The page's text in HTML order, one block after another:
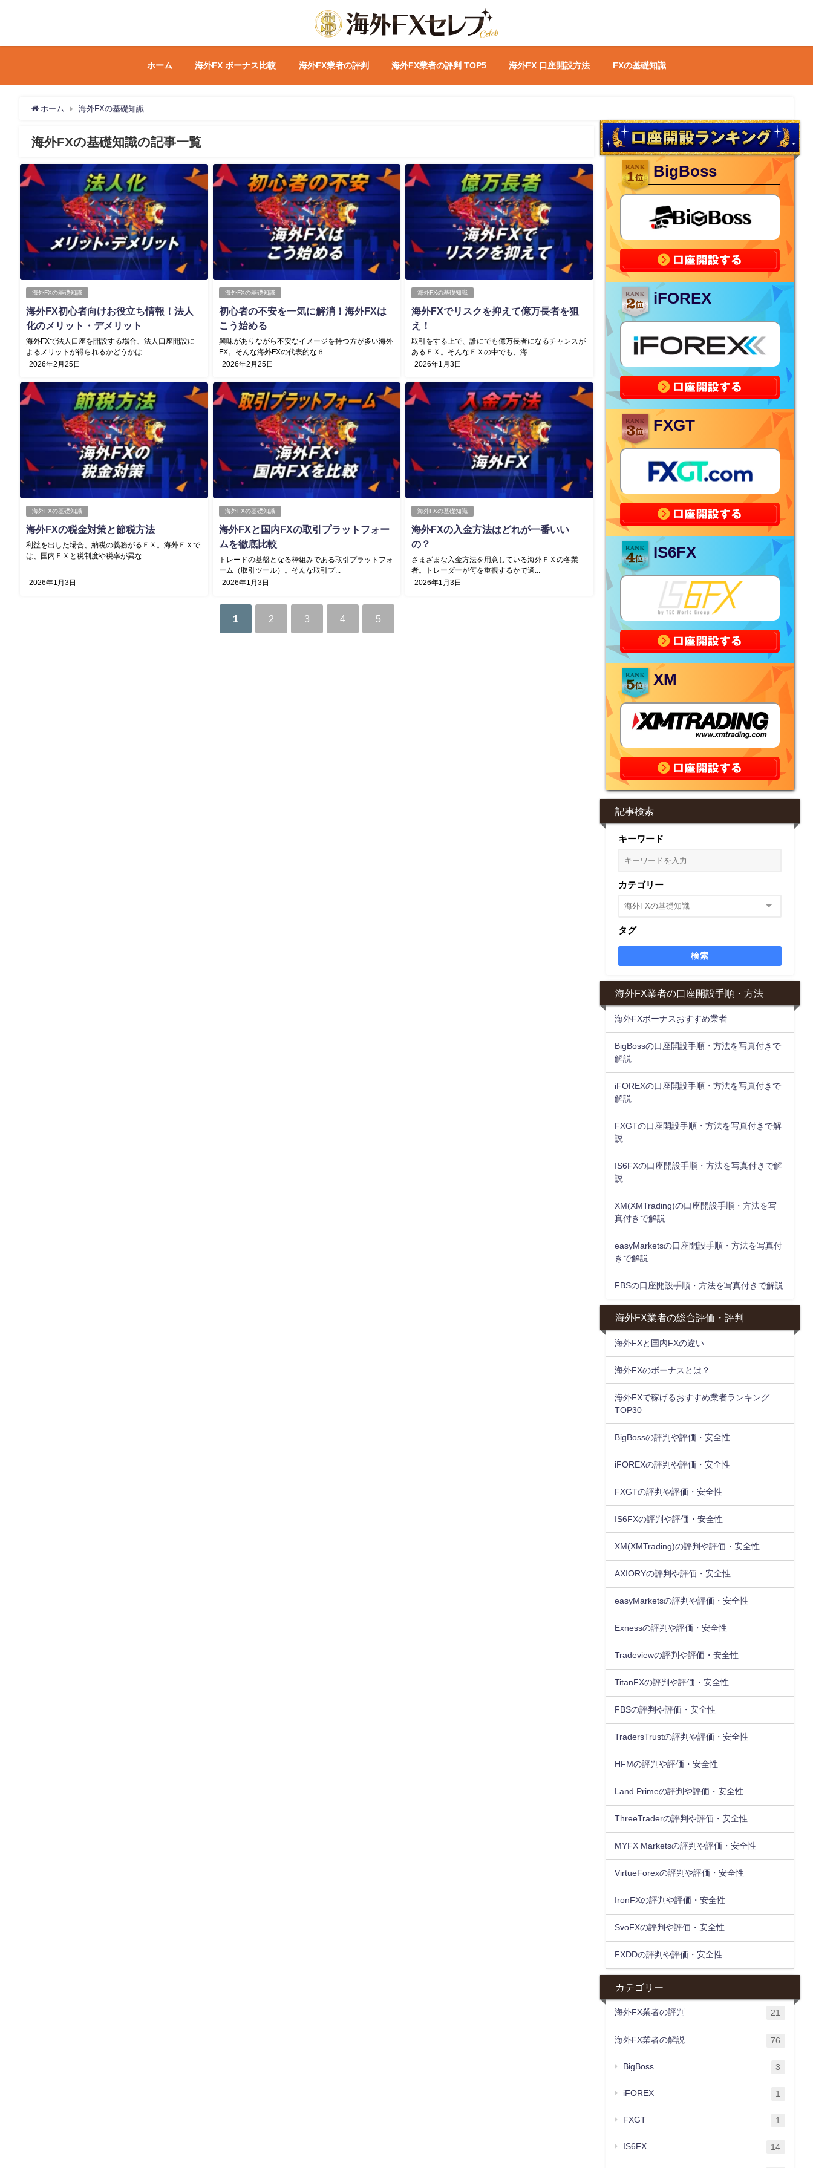
ホーム 海外FX ボーナス比較 海外FX業者の評判 海外FX業者の評判 TOP5 海外FX 口座開設方法 FXの基礎知識
ホーム 海外FXの基礎知識
海外FXの基礎知識の記事一覧
海外FXの基礎知識
海外FX初心者向けお役立ち情報！法人
化のメリット・デメリット
海外FXで法人口座を開設する場合、法人口座開設に
よるメリットが得られるかどうかは...
2026年2月25日
海外FXの基礎知識
初心者の不安を一気に解消！海外FXは
こう始める
興味がありながら不安なイメージを持つ方が多い海外
FX。そんな海外FXの代表的な６...
2026年2月25日
海外FXの基礎知識
海外FXでリスクを抑えて億万長者を狙
え！
取引をする上で、誰にでも億万長者になるチャンスが
あるＦＸ。そんなＦＸの中でも、海...
2026年1月3日
海外FXの基礎知識
海外FXの税金対策と節税方法
利益を出した場合、納税の義務がるＦＸ。海外ＦＸで
は、国内ＦＸと税制度や税率が異な...
2026年1月3日
海外FXの基礎知識
海外FXと国内FXの取引プラットフォー
ムを徹底比較
トレードの基盤となる枠組みである取引プラットフォ
ーム（取引ツール）。そんな取引プ...
2026年1月3日
海外FXの基礎知識
海外FXの入金方法はどれが一番いい
の？
さまざまな入金方法を用意している海外ＦＸの各業
者。トレーダーが何を重視するかで適...
2026年1月3日
1 2 3 4 5
BigBoss
iFOREX
FXGT
IS6FX
XM
記事検索
キーワード
カテゴリー
タグ
検索
海外FX業者の口座開設手順・方法
海外FXボーナスおすすめ業者
BigBossの口座開設手順・方法を写真付きで
解説
iFOREXの口座開設手順・方法を写真付きで
解説
FXGTの口座開設手順・方法を写真付きで解
説
IS6FXの口座開設手順・方法を写真付きで解
説
XM(XMTrading)の口座開設手順・方法を写
真付きで解説
easyMarketsの口座開設手順・方法を写真付
きで解説
FBSの口座開設手順・方法を写真付きで解説
海外FX業者の総合評価・評判
海外FXと国内FXの違い
海外FXのボーナスとは？
海外FXで稼げるおすすめ業者ランキング
TOP30
BigBossの評判や評価・安全性
iFOREXの評判や評価・安全性
FXGTの評判や評価・安全性
IS6FXの評判や評価・安全性
XM(XMTrading)の評判や評価・安全性
AXIORYの評判や評価・安全性
easyMarketsの評判や評価・安全性
Exnessの評判や評価・安全性
Tradeviewの評判や評価・安全性
TitanFXの評判や評価・安全性
FBSの評判や評価・安全性
TradersTrustの評判や評価・安全性
HFMの評判や評価・安全性
Land Primeの評判や評価・安全性
ThreeTraderの評判や評価・安全性
MYFX Marketsの評判や評価・安全性
VirtueForexの評判や評価・安全性
IronFXの評判や評価・安全性
SvoFXの評判や評価・安全性
FXDDの評判や評価・安全性
カテゴリー
海外FX業者の評判 21
海外FX業者の解説 76
BigBoss 3
iFOREX 1
FXGT 1
IS6FX 14